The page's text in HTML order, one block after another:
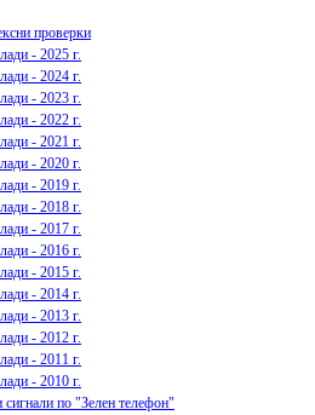
проверки
- 2025 г.
- 2024 г.
- 2023 г.
- 2022 г.
- 2021 г.
- 2020 г.
- 2019 г.
- 2018 г.
- 2017 г.
- 2016 г.
- 2015 г.
- 2014 г.
- 2013 г.
- 2012 г.
- 2011 г.
- 2010 г.
сигнали по "Зелен телефон"